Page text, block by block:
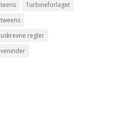
teens
Turbineforlaget
tweens
uskrevne regler
veninder